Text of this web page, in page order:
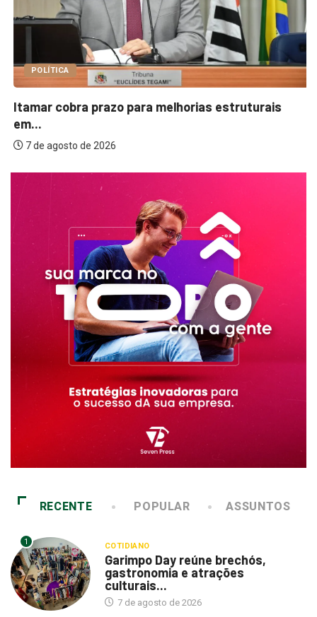
POLÍTICA
Itamar cobra prazo para melhorias estruturais
em...
7 de agosto de 2026
RECENTE POPULAR ASSUNTOS
1 COTIDIANO
Garimpo Day reúne brechós,
gastronomia e atrações
culturais...
7 de agosto de 2026